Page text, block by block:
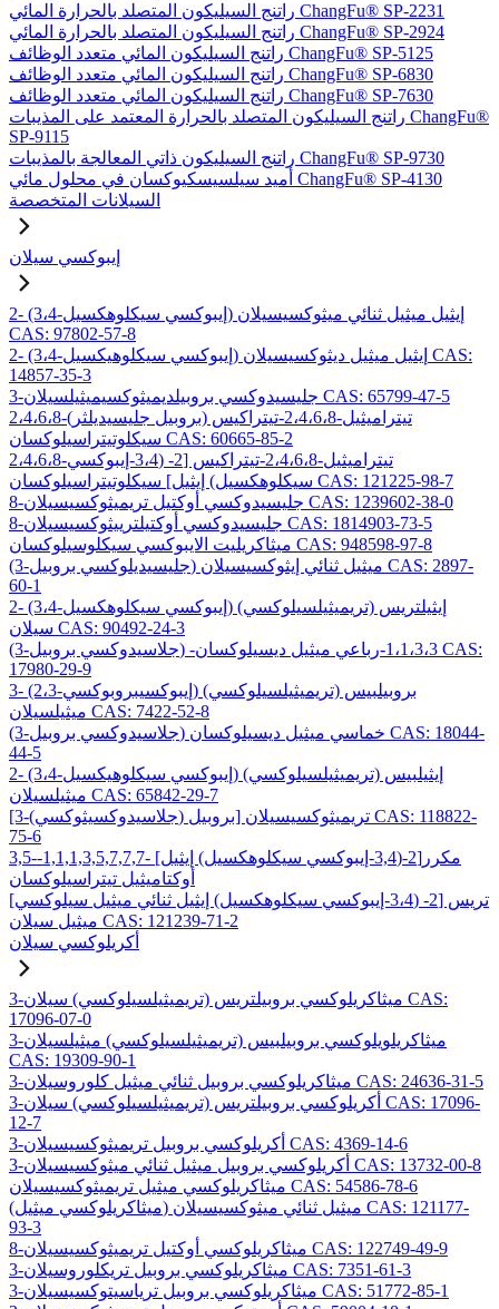
راتنج السيليكون المتصلد بالحرارة المائي ChangFu® SP-2231
راتنج السيليكون المتصلد بالحرارة المائي ChangFu® SP-2924
راتنج السيليكون المائي متعدد الوظائف ChangFu® SP-5125
راتنج السيليكون المائي متعدد الوظائف ChangFu® SP-6830
راتنج السيليكون المائي متعدد الوظائف ChangFu® SP-7630
راتنج السيليكون المتصلد بالحرارة المعتمد على المذيبات ChangFu®
SP-9115
راتنج السيليكون ذاتي المعالجة بالمذيبات ChangFu® SP-9730
أميد سيلسيسكيوكسان في محلول مائي ChangFu® SP-4130
السيلانات المتخصصة
إيبوكسي سيلان
2- (3،4-إيبوكسي سيكلوهكسيل) إيثيل ميثيل ثنائي ميثوكسيسيلان
CAS: 97802-57-8
2- (3،4-إيبوكسي سيكلوهيكسيل) إيثيل ميثيل ديثوكسيسيلان CAS:
14857-35-3
3-جليسيدوكسي بروبيلديميثوكسيميثيلسيلان CAS: 65799-47-5
2،4،6،8-تيتراميثيل-2،4،6،8-تيتراكيس (بروبيل جليسيديلثر)
سيكلوتيتراسيلوكسان CAS: 60665-85-2
2،4،6،8-تيتراميثيل-2،4،6،8-تيتراكيس [2- (3،4-إيبوكسي
سيكلوهكسيل) إيثيل] سيكلوتيتراسيلوكسان CAS: 121225-98-7
8-جليسيدوكسي أوكتيل تريميثوكسيسيلان CAS: 1239602-38-0
8-جليسيدوكسي أوكتيلترييثوكسيسيلان CAS: 1814903-73-5
ميثاكريليت الايبوكسي سيكلوسيلوكسان CAS: 948598-97-8
(3-جليسيديلوكسي بروبيل) ميثيل ثنائي إيثوكسيسيلان CAS: 2897-
60-1
2- (3،4-إيبوكسي سيكلوهكسيل) إيثيلتريس (تريميثيلسيلوكسي)
سيلان CAS: 90492-24-3
(3-جلاسيدوكسي بروبيل) -1،1،3،3-رباعي ميثيل ديسيلوكسان CAS:
17980-29-9
3- (2،3-إيبوكسيبروبوكسي) بروبيلبيس (تريميثيلسيلوكسي)
ميثيلسيلان CAS: 7422-52-8
(3-جلاسيدوكسي بروبيل) خماسي ميثيل ديسيلوكسان CAS: 18044-
44-5
2- (3،4-إيبوكسي سيكلوهيكسيل) إيثيلبيس (تريميثيلسيلوكسي)
ميثيلسيلان CAS: 65842-29-7
[3-(جلاسيدوكسيثوكسي) بروبيل] تريميثوكسيسيلان CAS: 118822-
75-6
3,5-مكرر[2-(3,4-إيبوكسي سيكلوهكسيل) إيثيل] -1,1,1,3,5,7,7,7-
أوكتاميثيل تيتراسيلوكسان
تريس [2- (3،4-إيبوكسي سيكلوهكسيل) إيثيل ثنائي ميثيل سيلوكسي]
ميثيل سيلان CAS: 121239-71-2
أكريلوكسي سيلان
3-ميثاكريلوكسي بروبيلتريس (تريميثيلسيلوكسي) سيلان CAS:
17096-07-0
3-ميثاكريلويلوكسي بروبيلبيس (تريميثيلسيلوكسي) ميثيلسيلان
CAS: 19309-90-1
3-ميثاكريلوكسي بروبيل ثنائي ميثيل كلوروسيلان CAS: 24636-31-5
3-أكريلوكسي بروبيلتريس (تريميثيلسيلوكسي) سيلان CAS: 17096-
12-7
3-أكريلوكسي بروبيل تريميثوكسيسيلان CAS: 4369-14-6
3-أكريلوكسي بروبيل ميثيل ثنائي ميثوكسيسيلان CAS: 13732-00-8
ميثاكريلوكسي ميثيل تريميثوكسيسيلان CAS: 54586-78-6
(ميثاكريلوكسي ميثيل) ميثيل ثنائي ميثوكسيسيلان CAS: 121177-
93-3
8-ميثاكريلوكسي أوكتيل تريميثوكسيسيلان CAS: 122749-49-9
3-ميثاكريلوكسي بروبيل تريكلوروسيلان CAS: 7351-61-3
3-ميثاكريلوكسي بروبيل ترياسيتوكسيسيلان CAS: 51772-85-1